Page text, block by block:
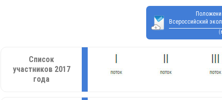
Всероссийский
Список
участников 2017
года